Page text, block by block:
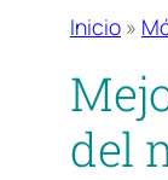
Inicio »
del